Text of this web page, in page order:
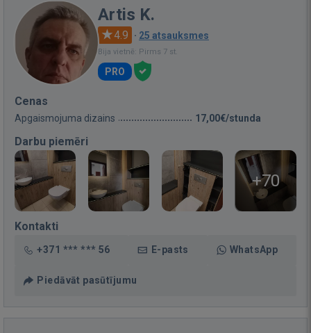
Artis K.
4.9 · 25 atsauksmes
Bija vietnē: Pirms 7 st.
PRO
Cenas
Apgaismojuma dizains 17,00€/stunda
Darbu piemēri
+70
Kontakti
+371 *** *** 56 E-pasts WhatsApp
Piedāvāt pasūtījumu